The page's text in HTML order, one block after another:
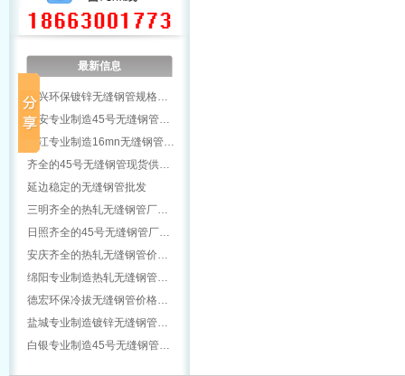
最新信息
绍兴环保镀锌无缝钢管规格…
雅安专业制造45号无缝钢管…
怒江专业制造16mn无缝钢管…
齐全的45号无缝钢管现货供…
延边稳定的无缝钢管批发
三明齐全的热轧无缝钢管厂…
日照齐全的45号无缝钢管厂…
安庆齐全的热轧无缝钢管价…
绵阳专业制造热轧无缝钢管…
德宏环保冷拔无缝钢管价格…
盐城专业制造镀锌无缝钢管…
白银专业制造45号无缝钢管…